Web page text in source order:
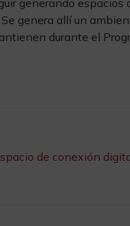
genera allí un
durante el
de conexión